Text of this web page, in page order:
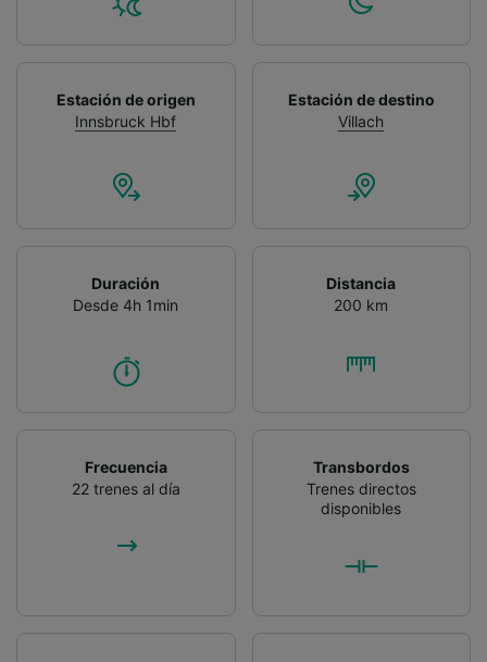
Estación de origen
Innsbruck Hbf
Estación de destino
Villach
Duración
Desde 4h 1min
Distancia
200 km
Frecuencia
22 trenes al día
Transbordos
Trenes directos
disponibles